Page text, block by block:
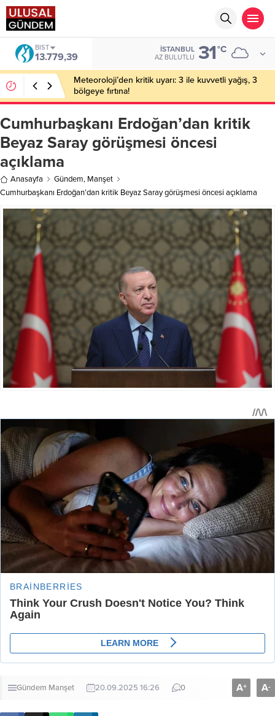
BIST
13.779,39
İSTANBUL
AZ BULUTLU 31°C
Meteoroloji’den kritik uyarı: 3 ile kuvvetli yağış, 3
bölgeye fırtına!
Cumhurbaşkanı Erdoğan’dan kritik
Beyaz Saray görüşmesi öncesi
açıklama
Anasayfa Gündem, Manşet
Cumhurbaşkanı Erdoğan’dan kritik Beyaz Saray görüşmesi öncesi açıklama
Gündem Manşet 20.09.2025 16:26 0 A+ A-